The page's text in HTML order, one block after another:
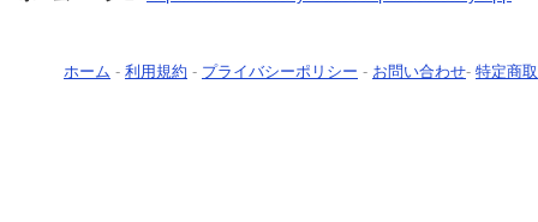
ホーム - 利用規約 - プライバシーポリシー - お問い合わせ- 特定商